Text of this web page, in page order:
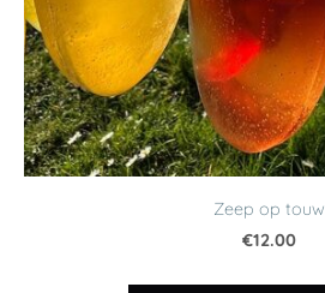
Zeep op touw
€12.00